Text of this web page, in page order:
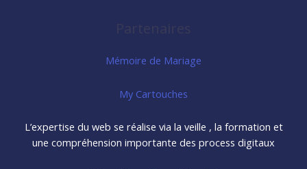
Mémoire de Mariage
My Cartouches
L’expertise du web se réalise via la veille , la formation et
une compréhension importante des process digitaux